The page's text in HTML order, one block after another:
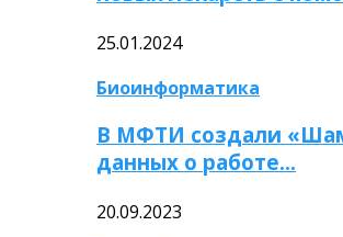
25.01.2024
Биоинформатика
В МФТИ создали
данных о работе…
20.09.2023